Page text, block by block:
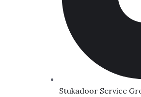
Stukadoor Service